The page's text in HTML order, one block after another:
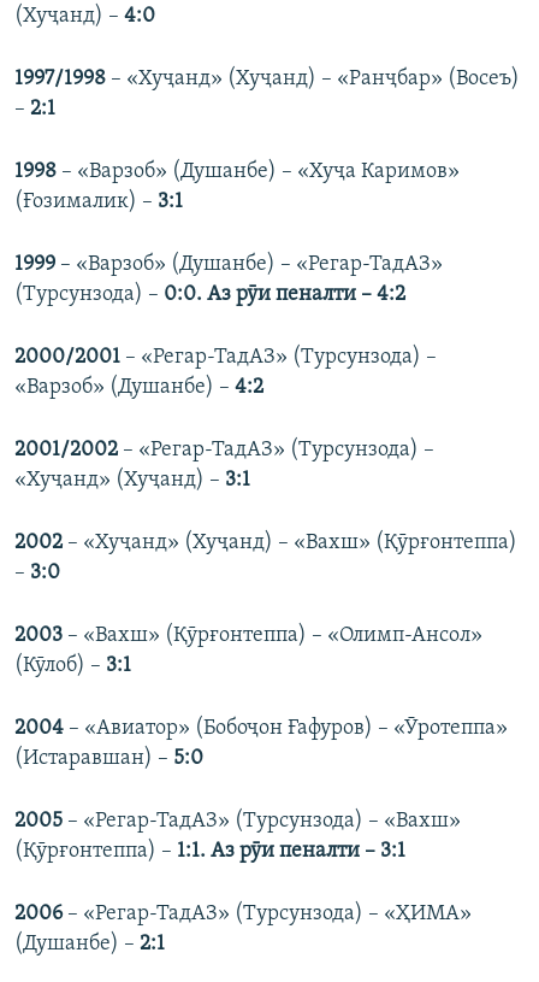
(Хуҷанд) – 4:0
1997/1998 – «Хуҷанд» (Хуҷанд) – «Ранҷбар» (Восеъ)
– 2:1
1998 – «Варзоб» (Душанбе) – «Хуҷа Каримов»
(Ғозималик) – 3:1
1999 – «Варзоб» (Душанбе) – «Регар-ТадАЗ»
(Турсунзода) – 0:0. Аз рӯи пеналти – 4:2
2000/2001 – «Регар-ТадАЗ» (Турсунзода) –
«Варзоб» (Душанбе) – 4:2
2001/2002 – «Регар-ТадАЗ» (Турсунзода) –
«Хуҷанд» (Хуҷанд) – 3:1
2002 – «Хуҷанд» (Хуҷанд) – «Вахш» (Қӯрғонтеппа)
– 3:0
2003 – «Вахш» (Қӯрғонтеппа) – «Олимп-Ансол»
(Кӯлоб) – 3:1
2004 – «Авиатор» (Бобоҷон Ғафуров) – «Ӯротеппа»
(Истаравшан) – 5:0
2005 – «Регар-ТадАЗ» (Турсунзода) – «Вахш»
(Қӯрғонтеппа) – 1:1. Аз рӯи пеналти – 3:1
2006– «Регар-ТадАЗ» (Турсунзода) – «ҲИМА»
(Душанбе) – 2:1